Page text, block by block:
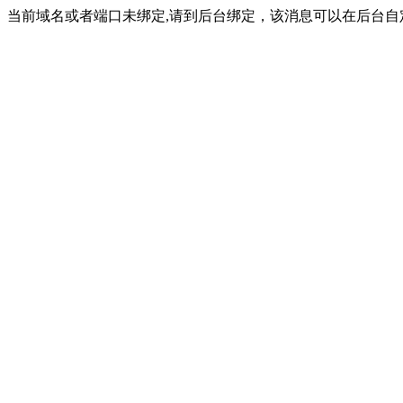
当前域名或者端口未绑定,请到后台绑定，该消息可以在后台自